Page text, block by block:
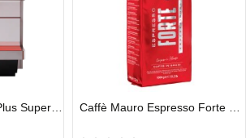
GÖNDERİ